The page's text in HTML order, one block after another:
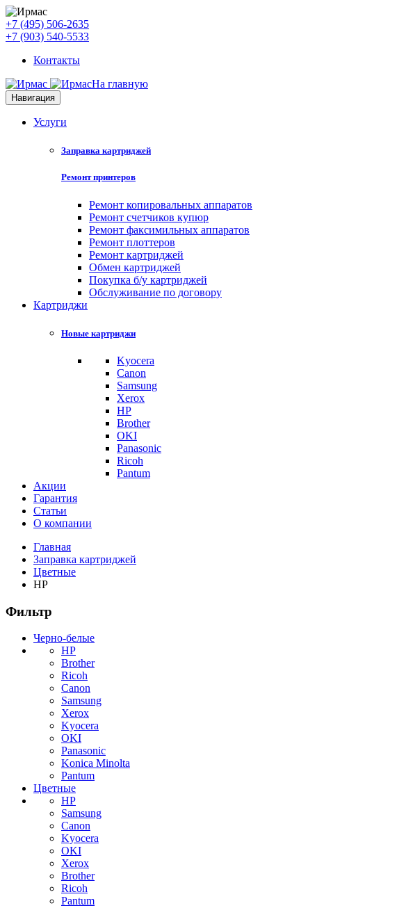
+7 (495) 506-2635
+7 (903) 540-5533
Контакты
На главную
Навигация
Услуги
Заправка картриджей
Ремонт принтеров
Ремонт копировальных аппаратов
Ремонт счетчиков купюр
Ремонт факсимильных аппаратов
Ремонт плоттеров
Ремонт картриджей
Обмен картриджей
Покупка б/у картриджей
Обслуживание по договору
Картриджи
Новые картриджи
Kyocera
Canon
Samsung
Xerox
HP
Brother
OKI
Panasonic
Ricoh
Pantum
Акции
Гарантия
Статьи
О компании
Главная
Заправка картриджей
Цветные
HP
Фильтр
Черно-белые
HP
Brother
Ricoh
Canon
Samsung
Xerox
Kyocera
OKI
Panasonic
Konica Minolta
Pantum
Цветные
HP
Samsung
Canon
Kyocera
OKI
Xerox
Brother
Ricoh
Pantum